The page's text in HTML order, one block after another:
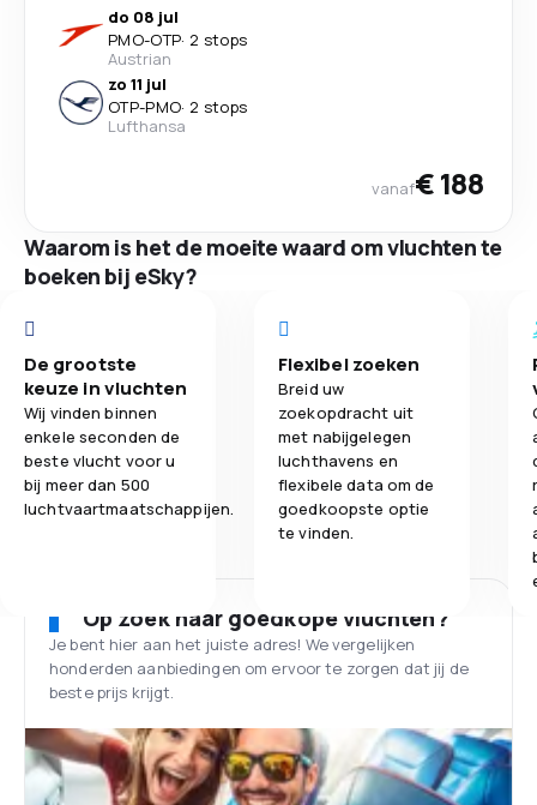
do 08 jul
PMO-OTP· 2 stops
Austrian
zo 11 jul
OTP-PMO· 2 stops
Lufthansa
vanaf€ 188
Waarom is het de moeite waard om vluchten te
boeken bij eSky?
De grootste
keuze in vluchten
Wij vinden binnen
enkele seconden de
beste vlucht voor u
bij meer dan 500
luchtvaartmaatschappijen.
Flexibel zoeken
Breid uw
zoekopdracht uit
met nabijgelegen
luchthavens en
flexibele data om de
goedkoopste optie
te vinden.
Op zoek naar goedkope vluchten?
Je bent hier aan het juiste adres! We vergelijken
honderden aanbiedingen om ervoor te zorgen dat jij de
beste prijs krijgt.